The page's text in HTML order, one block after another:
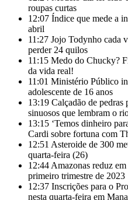
roupas curtas
12:07 Índice que mede a
abril
11:27 Jojo Todynho cada
perder 24 quilos
11:15 Medo do Chucky?
da vida real!
11:01 Ministério Público
adolescente de 16 anos
13:19 Calçadão de pedras
sinuosos que lembram o
13:15 ‘Temos dinheiro
Cardi sobre fortuna com
12:51 Asteroide de 300
quarta-feira (26)
12:44 Amazonas reduz
primeiro trimestre de 2023
12:37 Inscrições para o
nesta quarta-feira em